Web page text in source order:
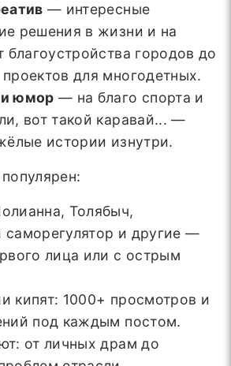
— интересные
решения в жизни и на
благоустройства городов до
для многодетных.
юмор — на благо спорта и
вот такой каравай... —
истории изнутри.
Толябыч,
саморегулятор и другие —
лица или с острым
кипят: 1000+ просмотров и
под каждым постом.
от личных драм до